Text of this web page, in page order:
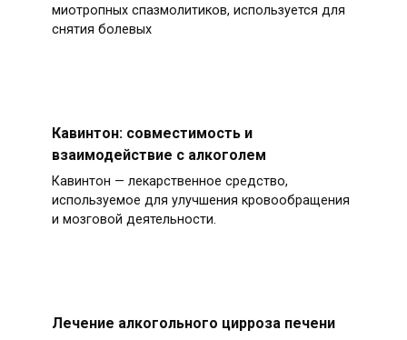
миотропных спазмолитиков, используется для
снятия болевых
Кавинтон: совместимость и
взаимодействие с алкоголем
Кавинтон — лекарственное средство,
используемое для улучшения кровообращения
и мозговой деятельности.
Лечение алкогольного цирроза печени